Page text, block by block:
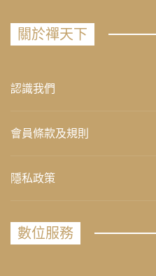
關於禪天下
認識我們
會員條款及規則
隱私政策
數位服務